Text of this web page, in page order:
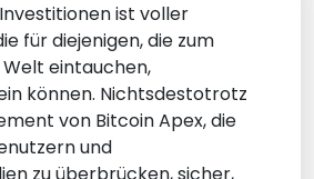
ist voller
für diejenigen, die zum
eintauchen,
können. Nichtsdestotrotz
von Bitcoin Apex, die
und